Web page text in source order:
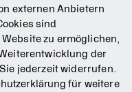
externen Anbietern
sind
zu ermöglichen,
der
jederzeit widerrufen.
für weitere